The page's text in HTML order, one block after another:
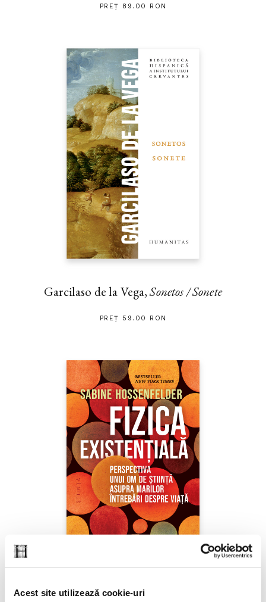
Acest site utilizează cookie-uri
PREȚ 89.00 RON
Garcilaso de la Vega,Sonetos / Sonete
PREȚ 59.00 RON
Sabine Hossenfelder,Fizica existenţială